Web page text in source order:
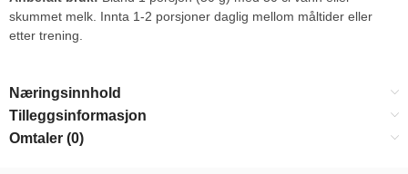
skummet melk. Innta 1-2 porsjoner daglig mellom måltider eller
etter trening.
Næringsinnhold
Tilleggsinformasjon
Omtaler (0)